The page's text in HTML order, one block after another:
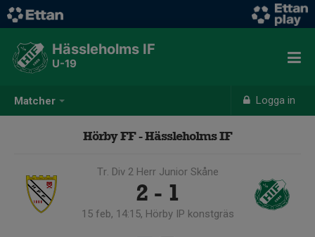
Matcher Logga in
Hässleholms IF
U-19
Hörby FF - Hässleholms IF
Tr. Div 2 Herr Junior Skåne
2 - 1
15 feb, 14:15, Hörby IP konstgräs